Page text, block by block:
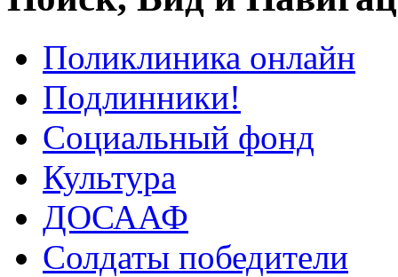
Поликлиника онлайн
Подлинники!
Социальный фонд
Культура
ДОСААФ
Солдаты победители